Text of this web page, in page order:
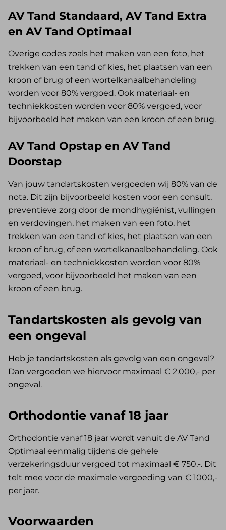
AV Tand Standaard, AV Tand Extra
en AV Tand Optimaal
Overige codes zoals het maken van een foto, het
trekken van een tand of kies, het plaatsen van een
kroon of brug of een wortelkanaalbehandeling
worden voor 80% vergoed. Ook materiaal- en
techniekkosten worden voor 80% vergoed, voor
bijvoorbeeld het maken van een kroon of een brug.
AV Tand Opstap en AV Tand
Doorstap
Van jouw tandartskosten vergoeden wij 80% van de
nota. Dit zijn bijvoorbeeld kosten voor een consult,
preventieve zorg door de mondhygiënist, vullingen
en verdovingen, het maken van een foto, het
trekken van een tand of kies, het plaatsen van een
kroon of brug, of een wortelkanaalbehandeling. Ook
materiaal- en techniekkosten worden voor 80%
vergoed, voor bijvoorbeeld het maken van een
kroon of een brug.
Tandartskosten als gevolg van
een ongeval
Heb je tandartskosten als gevolg van een ongeval?
Dan vergoeden we hiervoor maximaal € 2.000,- per
ongeval.
Orthodontie vanaf 18 jaar
Orthodontie vanaf 18 jaar wordt vanuit de AV Tand
Optimaal eenmalig tijdens de gehele
verzekeringsduur vergoed tot maximaal € 750,-. Dit
telt mee voor de maximale vergoeding van € 1000,-
per jaar.
Voorwaarden